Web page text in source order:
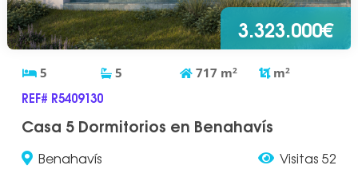
3.323.000€
5 5 717 m2 m2
REF# R5409130
Casa 5 Dormitorios en Benahavís
Benahavís Visitas 52